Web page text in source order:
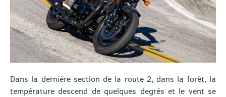
Dans la dernière section de la route 2, dans la forêt, la
température descend de quelques degrés et le vent se